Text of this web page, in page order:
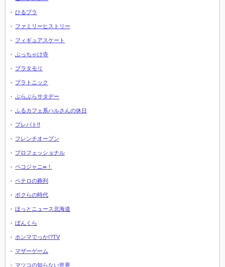
ひるブラ
ファミリーヒストリー
フィギュアスケート
ぶっちゃけ寺
ブラタモリ
プラトニック
ぶらぶらサタデー
ふるカフェ系ハルさんの休日
プレバト!!
フレンチオープン
プロフェッショナル
ペコジャニ∞！
ペテロの葬列
ボクらの時代
ほっとニュース北海道
ぼんくら
ホンマでっか!?TV
マザーゲーム
マツコの知らない世界